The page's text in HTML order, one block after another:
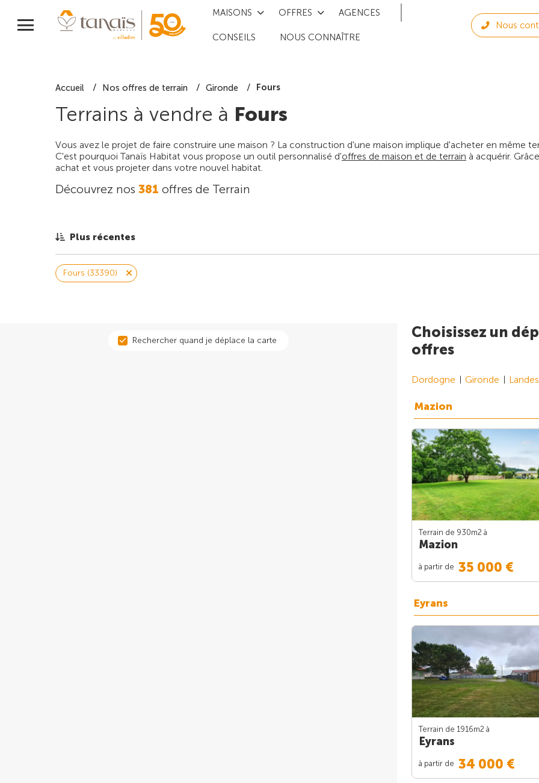
MAISONS OFFRES AGENCES
CONSEILS NOUS CONNAÎTRE
Nous
Accueil Nos offres de terrain Gironde Fours
Terrains à vendre à Fours
Vous avez le projet de faire construire une maison ? La construction d'une maison implique d'acheter en même
C'est pourquoi Tanaïs Habitat vous propose un outil personnalisé d'offres de maison et de terrain à acquérir.
achat et vous projeter dans votre nouvel habitat.
Découvrez nos 381 offres de Terrain
Plus récentes
Fours (33390)
Rechercher quand je déplace la carte
Choisissez un
offres
Dordogne Gironde Landes
Mazion
Terrain de 930m2 à
Mazion
à partir de 35 000 €
Eyrans
Terrain de 1916m2 à
Eyrans
à partir de 34 000 €